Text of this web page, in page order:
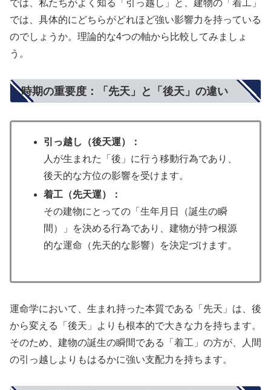
では、私たちがよく知る「引っ越し」と、建物の「着工」
では、具体的にどちらがどれほど強い影響力を持っている
のでしょうか。理論的な4つの軸から比較してみましょ
う。
時期の重要度：「先天」と「後天」の違い
引っ越し（後天運）：
人が生まれた「後」に行う移動行為であり、
後天的な方位の影響を受けます。
着工（先天運）：
その建物にとっての「生年月日（誕生の瞬
間）」を決める行為であり、建物が持つ根源
的な運命（先天的な影響）を決定づけます。
運命学において、生まれ持った本質である「先天」は、後
から変える「後天」よりも根本的で大きな力を持ちます。
そのため、建物の誕生の瞬間である「着工」の方が、人間
の引っ越しよりもはるかに強い支配力を持ちます。